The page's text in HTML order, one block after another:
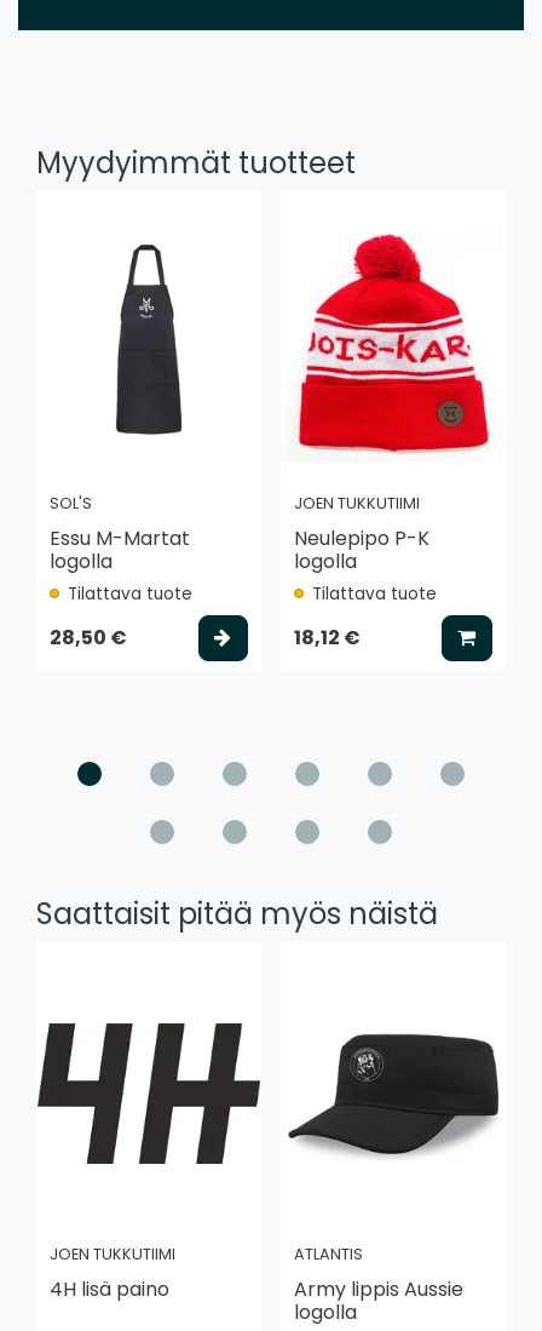
Myydyimmät tuotteet
SOL'S
Essu M-Martat
logolla
Tilattava tuote
28,50 € Valitse vaihtoehto
JOEN TUKKUTIIMI
Neulepipo P-K
logolla
Tilattava tuote
18,12 € Lisää
Saattaisit pitää myös näistä
JOEN TUKKUTIIMI
4H lisä paino
ATLANTIS
Army lippis Aussie
logolla